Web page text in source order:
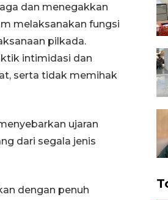
dan menegakkan
melaksanakan fungsi
pilkada.
intimidasi dan
serta tidak memihak
ujaran
dari segala jenis
dengan penuh